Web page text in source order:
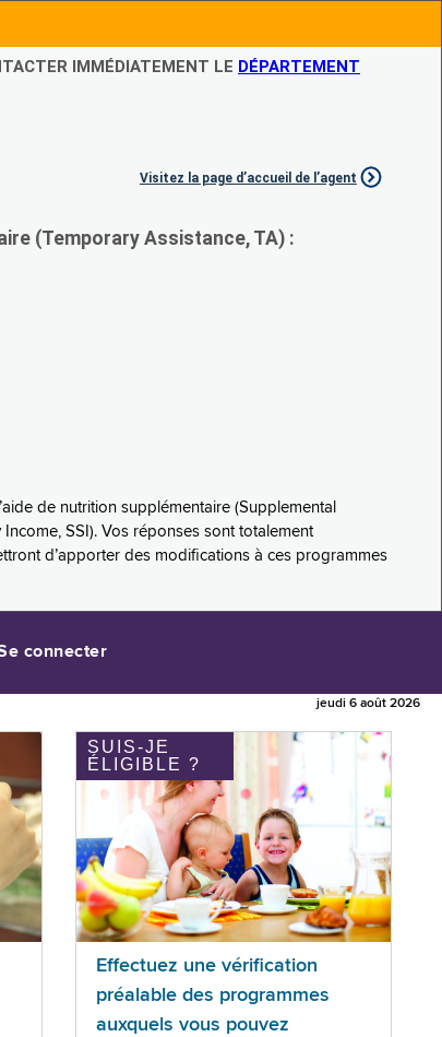
IMMÉDIATEMENT LE DÉPARTEMENT
Visitez la page d’accueil de l’agent
(Temporary Assistance, TA) :
de nutrition supplémentaire (Supplemental
SSI). Vos réponses sont totalement
d’apporter des modifications à ces programmes
connecter
jeudi 6 août 2026
SUIS-JE
ÉLIGIBLE ?
Effectuez une vérification
préalable des programmes
auxquels vous pouvez